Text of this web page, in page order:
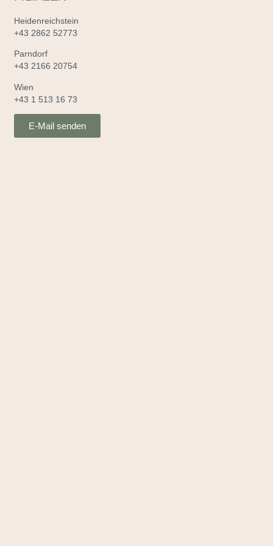
Heidenreichstein
+43 2862 52773
Parndorf
+43 2166 20754
Wien
+43 1 513 16 73
E-Mail senden